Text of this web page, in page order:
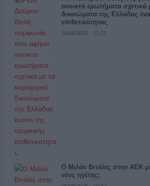
ανοικτά ερωτήματα σχετικά
δικαιώματα της Ελλάδας
επιθετικότητας
06/08/2026 - 12:25
Ο Μιλάν Βιτάλις στην ΑΕΚ
νέος ηγέτης;